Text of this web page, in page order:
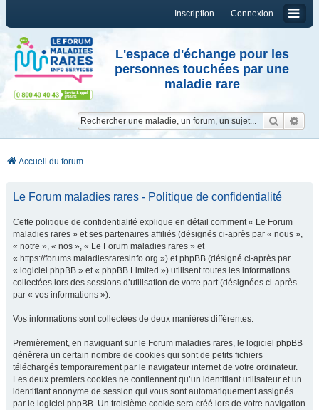
Connexion
Inscription
L'espace d'échange pour les
personnes touchées par une
maladie rare
Accueil du forum
Le Forum maladies rares - Politique de confidentialité
Cette politique de confidentialité explique en détail comment « Le Forum
maladies rares » et ses partenaires affiliés (désignés ci-après par « nous »,
« notre », « nos », « Le Forum maladies rares » et
« https://forums.maladiesraresinfo.org ») et phpBB (désigné ci-après par
« logiciel phpBB » et « phpBB Limited ») utilisent toutes les informations
collectées lors des sessions d’utilisation de votre part (désignées ci-après
par « vos informations »).
Vos informations sont collectées de deux manières différentes.
Premièrement, en naviguant sur le Forum maladies rares, le logiciel phpBB
génèrera un certain nombre de cookies qui sont de petits fichiers
téléchargés temporairement par le navigateur internet de votre ordinateur.
Les deux premiers cookies ne contiennent qu’un identifiant utilisateur et un
identifiant anonyme de session qui vous sont automatiquement assignés
par le logiciel phpBB. Un troisième cookie sera créé lors de votre navigation